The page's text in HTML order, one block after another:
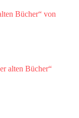
Bücher“ von
alten Bücher“